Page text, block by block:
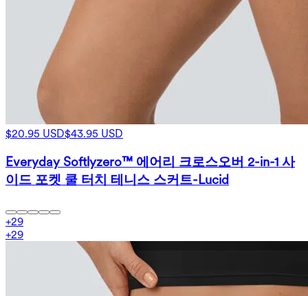
$20.95 USD$43.95 USD
Everyday Softlyzero™ 에어리 크로스오버 2-in-1 사
이드 포켓 쿨 터치 테니스 스커트-Lucid
+29
+29